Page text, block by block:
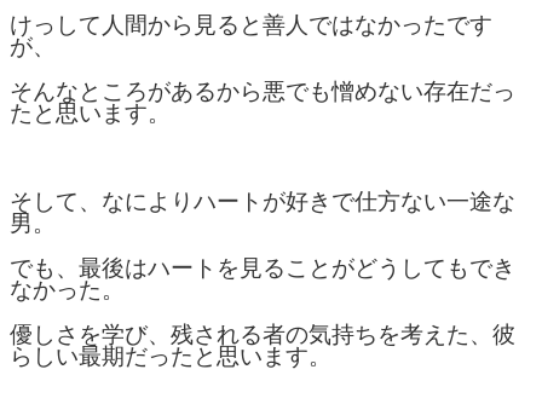
けっして人間から見ると善人ではなかったです
が、
そんなところがあるから悪でも憎めない存在だっ
たと思います。
そして、なによりハートが好きで仕方ない一途な
男。
でも、最後はハートを見ることがどうしてもでき
なかった。
優しさを学び、残される者の気持ちを考えた、彼
らしい最期だったと思います。